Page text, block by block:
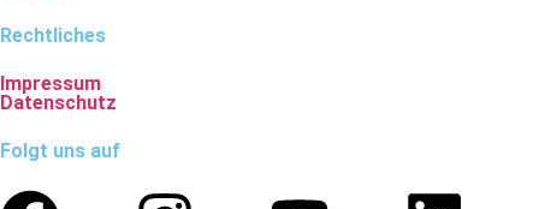
Rechtliches
Impressum
Datenschutz
Folgt uns auf